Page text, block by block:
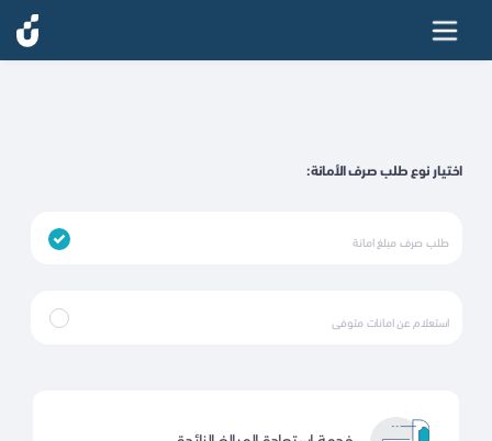
اختيار نوع طلب صرف الأمانة:
طلب صرف مبلغ امانة
استعلام عن امانات متوفى